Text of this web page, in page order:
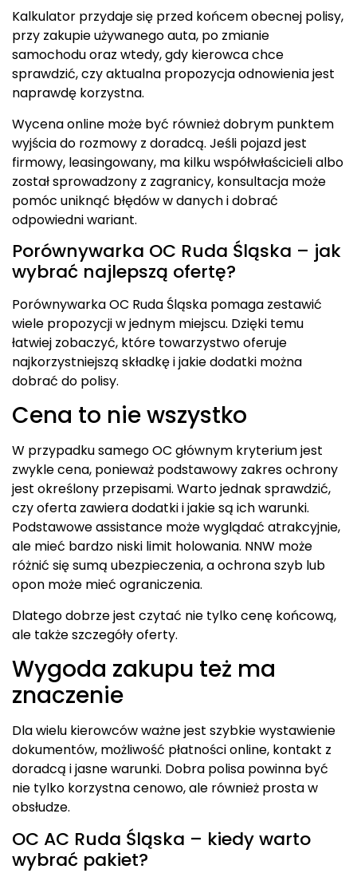
Kalkulator przydaje się przed końcem obecnej polisy,
przy zakupie używanego auta, po zmianie
samochodu oraz wtedy, gdy kierowca chce
sprawdzić, czy aktualna propozycja odnowienia jest
naprawdę korzystna.
Wycena online może być również dobrym punktem
wyjścia do rozmowy z doradcą. Jeśli pojazd jest
firmowy, leasingowany, ma kilku współwłaścicieli albo
został sprowadzony z zagranicy, konsultacja może
pomóc uniknąć błędów w danych i dobrać
odpowiedni wariant.
Porównywarka OC Ruda Śląska – jak
wybrać najlepszą ofertę?
Porównywarka OC Ruda Śląska pomaga zestawić
wiele propozycji w jednym miejscu. Dzięki temu
łatwiej zobaczyć, które towarzystwo oferuje
najkorzystniejszą składkę i jakie dodatki można
dobrać do polisy.
Cena to nie wszystko
W przypadku samego OC głównym kryterium jest
zwykle cena, ponieważ podstawowy zakres ochrony
jest określony przepisami. Warto jednak sprawdzić,
czy oferta zawiera dodatki i jakie są ich warunki.
Podstawowe assistance może wyglądać atrakcyjnie,
ale mieć bardzo niski limit holowania. NNW może
różnić się sumą ubezpieczenia, a ochrona szyb lub
opon może mieć ograniczenia.
Dlatego dobrze jest czytać nie tylko cenę końcową,
ale także szczegóły oferty.
Wygoda zakupu też ma
znaczenie
Dla wielu kierowców ważne jest szybkie wystawienie
dokumentów, możliwość płatności online, kontakt z
doradcą i jasne warunki. Dobra polisa powinna być
nie tylko korzystna cenowo, ale również prosta w
obsłudze.
OC AC Ruda Śląska – kiedy warto
wybrać pakiet?